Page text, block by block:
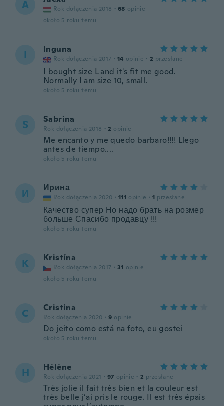
A Rok dołączenia 2018 · 68 opinie
około 5 roku temu
I Inguna
Rok dołączenia 2017 · 14 opinie · 2 przesłane
I bought size L and it's fit me good.
Normally I am size 10, small.
około 5 roku temu
S Sabrina
Rok dołączenia 2018 · 2 opinie
Me encanto y me quedo barbaro!!!! Llego
antes de tiempo....
około 5 roku temu
И Ирина
Rok dołączenia 2020 · 111 opinie · 1 przesłane
Качество супер Но надо брать на розмер
больше Спасибо продавцу !!!
około 5 roku temu
K Kristína
Rok dołączenia 2017 · 31 opinie
około 5 roku temu
C Cristina
Rok dołączenia 2020 · 9 opinie
Do jeito como está na foto, eu gostei
około 5 roku temu
H Hélène
Rok dołączenia 2021 · 97 opinie · 2 przesłane
Très jolie il fait très bien et la couleur est
très belle j’ai pris le rouge. Il est très épais